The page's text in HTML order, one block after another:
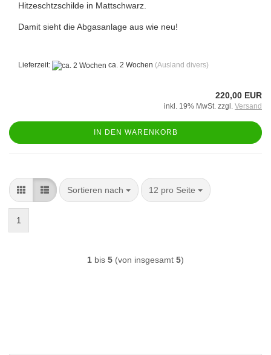
Hitzeschtzschilde in Mattschwarz.
Damit sieht die Abgasanlage aus wie neu!
Lieferzeit: ca. 2 Wochen (Ausland divers)
220,00 EUR
inkl. 19% MwSt. zzgl. Versand
IN DEN WARENKORB
Sortieren nach
Sortieren nach 12 pro Seite
pro Seite
1
1 bis 5 (von insgesamt 5)